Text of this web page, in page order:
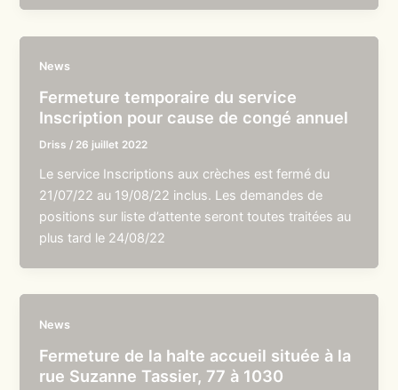
News
Fermeture temporaire du service
Inscription pour cause de congé annuel
Driss / 26 juillet 2022
Le service Inscriptions aux crèches est fermé du
21/07/22 au 19/08/22 inclus. Les demandes de
positions sur liste d’attente seront toutes traitées au
plus tard le 24/08/22
News
Fermeture de la halte accueil située à la
rue Suzanne Tassier, 77 à 1030